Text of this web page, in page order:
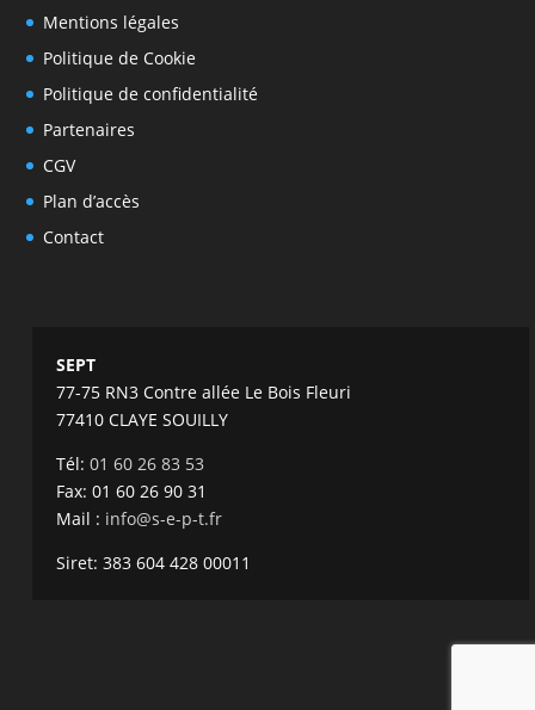
Mentions légales
Politique de Cookie
Politique de confidentialité
Partenaires
CGV
Plan d’accès
Contact
SEPT
77-75 RN3 Contre allée Le Bois Fleuri
77410 CLAYE SOUILLY
Tél:01 60 26 83 53
Fax: 01 60 26 90 31
Mail : info@s-e-p-t.fr
Siret: 383 604 428 00011